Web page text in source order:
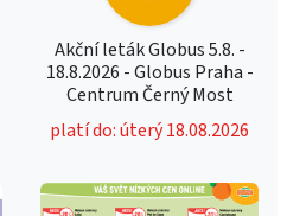
Akční leták Globus 5.8. -
18.8.2026 - Globus Praha -
Centrum Černý Most
platí do: úterý 18.08.2026